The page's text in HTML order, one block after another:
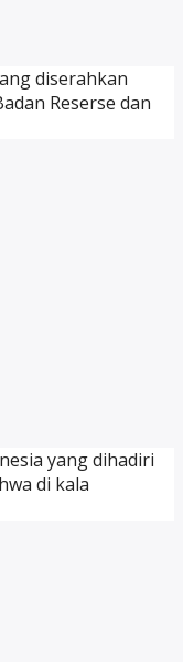
diserahkan
Reserse dan
yang dihadiri
di kala